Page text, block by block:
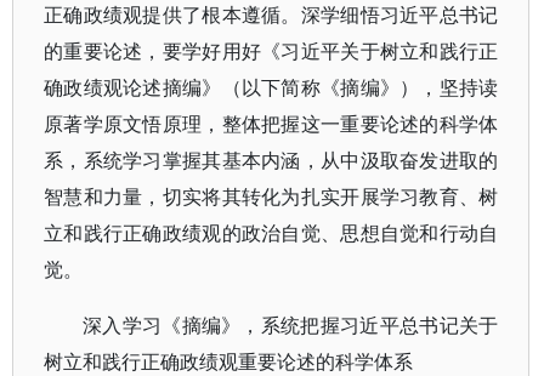
正确政绩观提供了根本遵循。深学细悟习近平总书记
的重要论述，要学好用好《习近平关于树立和践行正
确政绩观论述摘编》（以下简称《摘编》），坚持读
原著学原文悟原理，整体把握这一重要论述的科学体
系，系统学习掌握其基本内涵，从中汲取奋发进取的
智慧和力量，切实将其转化为扎实开展学习教育、树
立和践行正确政绩观的政治自觉、思想自觉和行动自
觉。
深入学习《摘编》，系统把握习近平总书记关于
树立和践行正确政绩观重要论述的科学体系